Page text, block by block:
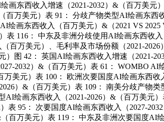
画东西收入增速（2021-2032）&（百万美元
万美元）表 91： 分歧产物类型AI绘画东西
画东西收入（百万美元）&（2021 VS 2025
116： 中东及非洲分歧使用AI绘画东西收
百万美元）、毛利率及市场份额（2021-2026
图 42： 英国AI绘画东西收入增速（2021-
2032）&（百万美元）表 61： WOMBO AI
美元）表 100： 欧洲次要国度AI绘画东西收
）&（百万美元）表 109： 南美分歧产物
绘画东西收入（2021-2026）&（百万美元
95： 次要国度AI绘画东西收入（2027-
万美元）表 119： 中东及非洲次要国度AI绘